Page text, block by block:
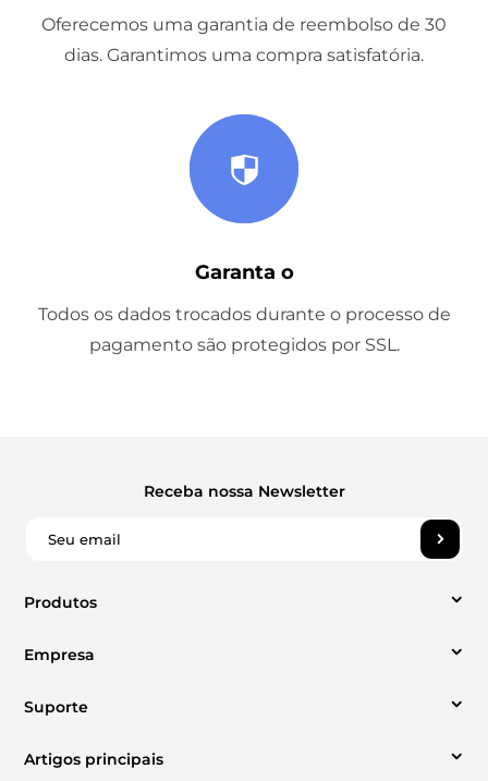
Oferecemos uma garantia de reembolso de 30
dias. Garantimos uma compra satisfatória.
Garanta o
Todos os dados trocados durante o processo de
pagamento são protegidos por SSL.
Produtos
Conversor de vídeo
Artigos principais
Suporte
Centro de suporte
Empresa
Sobre Nós
Contato
Receba nossa Newsletter